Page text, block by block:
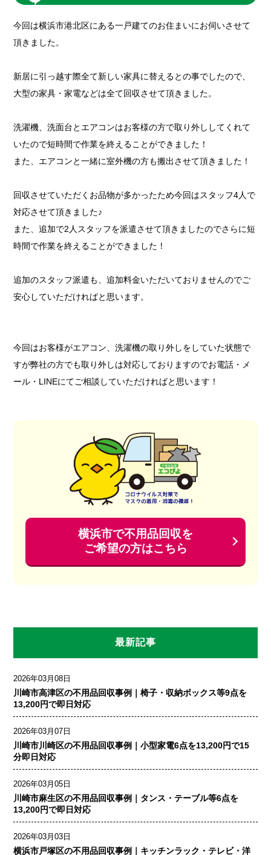
今回は横浜市港北区にある一戸建てのお住まいにお伺いさせて
頂きました。
新居に引っ越す際全て新しい家具に替えるとの事でしたので、
大型の家具・家電などは全て回収させて頂きました。
洗濯機、洗面台とエアコンはお客様の方で取り外ししてくれて
いたので短時間で作業を終えることができました！
また、エアコンと一緒に室外機の方も搬出させて頂きました！
回収させていただくお品物が多かったため今回はスタッフ4人で
対応させて頂きました♪
また、追加で2人スタッフを派遣させて頂きましたのでさらに短
時間で作業を終えることができました！
追加のスタッフ派遣も、追加料金いただいておりませんのでご
安心していただければと思います。
今回はお客様がエアコン、洗濯機の取り外しをしていた状態で
すが弊社の方でも取り外しは対応しておりますのでお電話・メ
ール・LINEにてご相談していただければと思います！
横浜市で不用品回収を
ご希望の方はこちら
最新記事
2026年03月08日
川崎市高津区の不用品回収事例｜椅子・収納ボックス等9点を
13,200円で即日対応
2026年03月07日
川崎市川崎区の不用品回収事例｜小型家電6点を13,200円で15
分即日対応
2026年03月05日
川崎市麻生区の不用品回収事例｜タンス・テーブル等6点を
13,200円で即日対応
2026年03月03日
横浜市戸塚区の不用品回収事例｜キッチンラック・テレビ・洋